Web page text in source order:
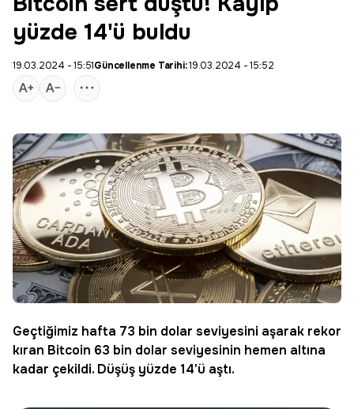
yüzde 14'ü buldu
19.03.2024 - 15:51Güncellenme Tarihi:19.03.2024 - 15:52
Geçtiğimiz hafta 73 bin dolar seviyesini aşarak rekor
kıran Bitcoin 63 bin dolar seviyesinin hemen altına
kadar çekildi. Düşüş yüzde 14'ü aştı.